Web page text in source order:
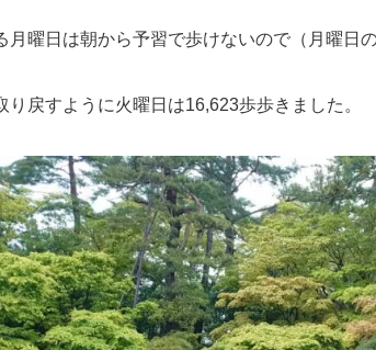
月曜日は朝から予習で歩けないので（月曜日
り戻すように火曜日は16,623歩歩きました。